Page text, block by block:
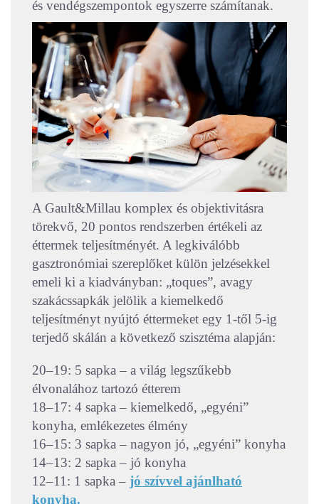
és vendégszempontok egyszerre számítanak.
A Gault&Millau komplex és objektivitásra
törekvő, 20 pontos rendszerben értékeli az
éttermek teljesítményét. A legkiválóbb
gasztronómiai szereplőket külön jelzésekkel
emeli ki a kiadványban: „toques”, avagy
szakácssapkák jelölik a kiemelkedő
teljesítményt nyújtó éttermeket egy 1-től 5-ig
terjedő skálán a következő szisztéma alapján:
20–19: 5 sapka – a világ legszűkebb
élvonalához tartozó étterem
18–17: 4 sapka – kiemelkedő, „egyéni”
konyha, emlékezetes élmény
16–15: 3 sapka – nagyon jó, „egyéni” konyha
14–13: 2 sapka – jó konyha
12–11: 1 sapka – jó szívvel ajánlható
konyha.